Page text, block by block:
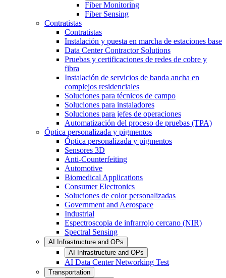
Fiber Monitoring
Fiber Sensing
Contratistas
Contratistas
Instalación y puesta en marcha de estaciones base
Data Center Contractor Solutions
Pruebas y certificaciones de redes de cobre y
fibra
Instalación de servicios de banda ancha en
complejos residenciales
Soluciones para técnicos de campo
Soluciones para instaladores
Soluciones para jefes de operaciones
Automatización del proceso de pruebas (TPA)
Óptica personalizada y pigmentos
Óptica personalizada y pigmentos
Sensores 3D
Anti-Counterfeiting
Automotive
Biomedical Applications
Consumer Electronics
Soluciones de color personalizadas
Government and Aerospace
Industrial
Espectroscopia de infrarrojo cercano (NIR)
Spectral Sensing
AI Infrastructure and OPs
AI Infrastructure and OPs
AI Data Center Networking Test
Transportation